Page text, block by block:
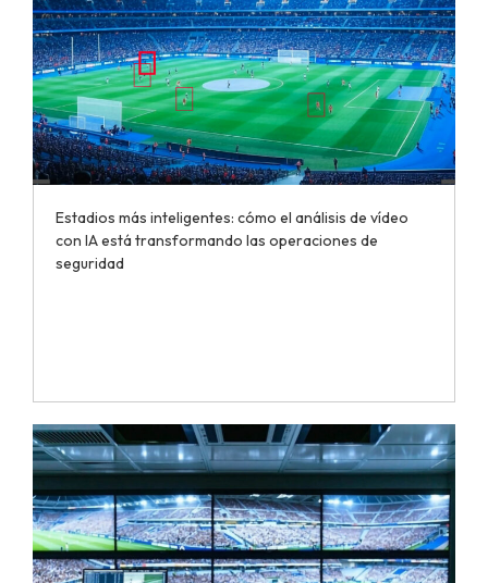
Estadios más inteligentes: cómo el análisis de vídeo
con IA está transformando las operaciones de
seguridad